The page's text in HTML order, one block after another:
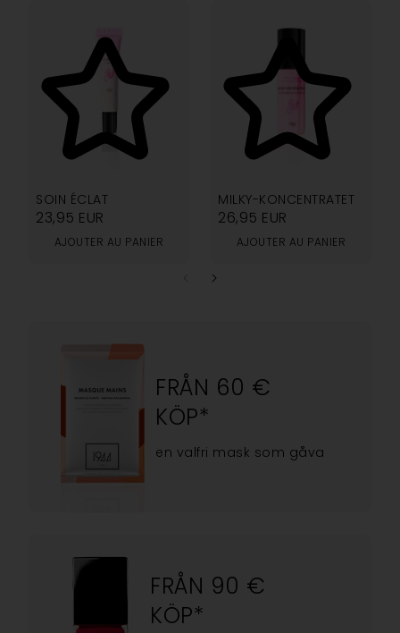
SOIN ÉCLAT
23,95 EUR
AJOUTER AU PANIER
MILKY-KONCENTRATET
26,95 EUR
AJOUTER AU PANIER
FRÅN 60 €
KÖP*
en valfri mask som gåva
FRÅN 90 €
KÖP*